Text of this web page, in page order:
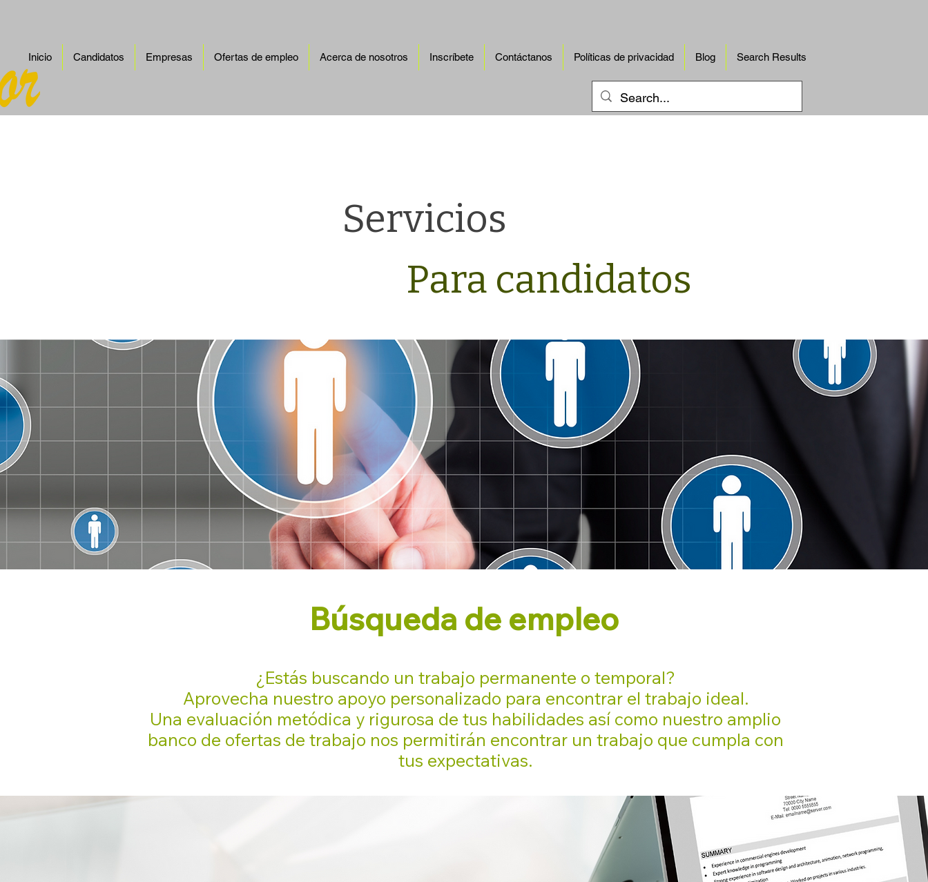
Inicio Candidatos Empresas Ofertas de empleo Acerca de nosotros Inscríbete Contáctanos Políticas de privacidad Blog Search Results
Servicios
Para candidatos
Búsqueda de empleo
¿Estás buscando un trabajo permanente o temporal?
Aprovecha nuestro apoyo personalizado para encontrar el trabajo ideal.
Una evaluación metódica y rigurosa de tus habilidades así como nuestro amplio
banco de ofertas de trabajo nos permitirán encontrar un trabajo que cumpla con
tus expectativas.